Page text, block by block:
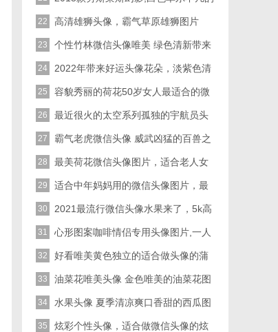
气质
22 高清雄狮头像，霸气草原雄狮图片
23 个性竹林微信头像唯美 绿色清新带来
好心情吧
24 2022年带来好运头像花朵，淡紫色清
新的矢车菊
25 容貌秀丽的荷花50岁女人最适合的微
信头像
26 最近很火的太空系列孤独的宇航员头
像图片
27 霸气老虎微信头像 威武凶猛的百兽之
王老虎图片
28 最美荷花微信头像图片，适合老人女
人中年人使用的
29 适合中年妈妈用的微信头像图片，最
美的荷花一定会喜欢的
30 2021最流行微信头像水果来了，5k高
清青葡萄图片
31 心形图案咖啡情侣专用头像图片,一人
一半颗心
32 好看唯美黄色独立的适合做头像的蒲
公英图片
33 油菜花唯美头像 金色唯美的油菜花图
片
34 水果头像 夏季清凉爽口香甜的西瓜图
片
35 炫彩个性头像，适合做微信头像的炫